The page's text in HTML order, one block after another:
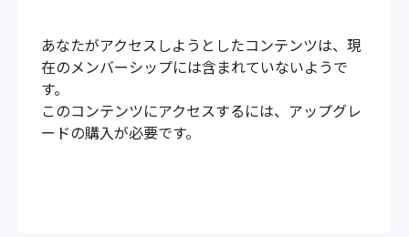
あなたがアクセスしようとしたコンテンツは、現
在のメンバーシップには含まれていないようで
す。
このコンテンツにアクセスするには、アップグレ
ードの購入が必要です。